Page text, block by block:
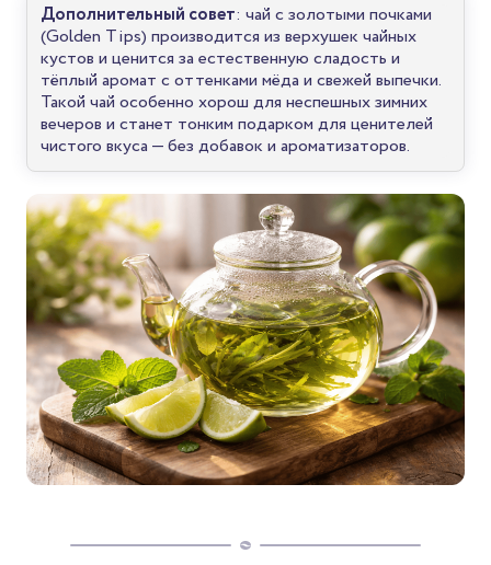
Дополнительный совет: чай с золотыми почками
(Golden Tips) производится из верхушек чайных
кустов и ценится за естественную сладость и
тёплый аромат с оттенками мёда и свежей выпечки.
Такой чай особенно хорош для неспешных зимних
вечеров и станет тонким подарком для ценителей
чистого вкуса — без добавок и ароматизаторов.